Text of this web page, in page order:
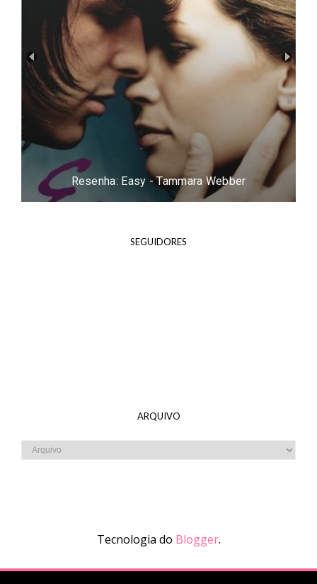
Resenha: Easy - Tammara Webber
SEGUIDORES
ARQUIVO
Tecnologia do Blogger.